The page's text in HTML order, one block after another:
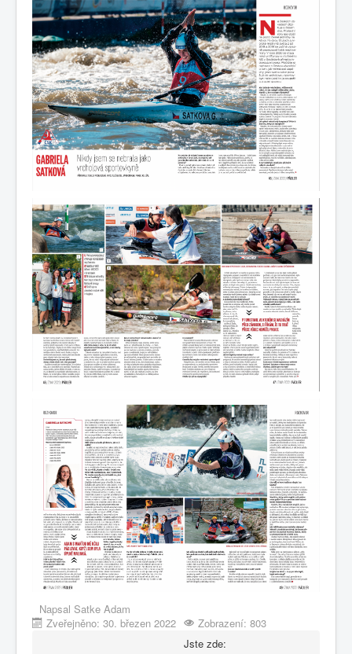
Napsal Satke Adam
Zveřejněno: 30. březen 2022
Zobrazení: 803
Jste zde: